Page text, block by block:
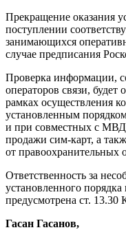
Прекращение оказания
посту­плении
занимающихся
случае предписания
Проверка информации,
операто­ров связи, будет
рамках осу­ществления
установленным
и при совместных с МВД
продажи сим-карт, а
от пра­воохранительных
Ответственность за
установлен­ного
предусмотрена ст.
Гасан Гасанов,